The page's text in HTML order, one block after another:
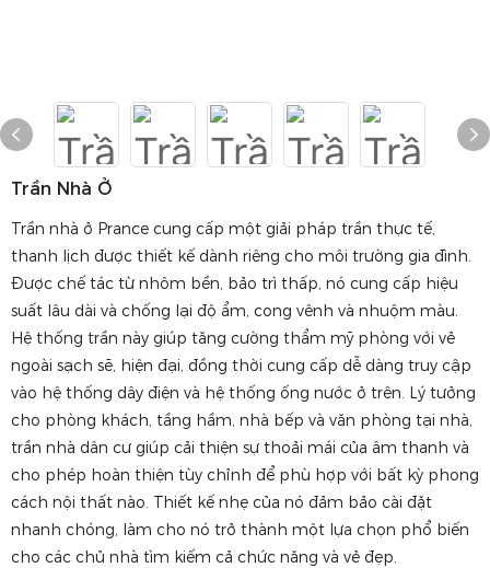
Trần Nhà Ở
Trần nhà ở Prance cung cấp một giải pháp trần thực tế,
thanh lịch được thiết kế dành riêng cho môi trường gia đình.
Được chế tác từ nhôm bền, bảo trì thấp, nó cung cấp hiệu
suất lâu dài và chống lại độ ẩm, cong vênh và nhuộm màu.
Hệ thống trần này giúp tăng cường thẩm mỹ phòng với vẻ
ngoài sạch sẽ, hiện đại, đồng thời cung cấp dễ dàng truy cập
vào hệ thống dây điện và hệ thống ống nước ở trên. Lý tưởng
cho phòng khách, tầng hầm, nhà bếp và văn phòng tại nhà,
trần nhà dân cư giúp cải thiện sự thoải mái của âm thanh và
cho phép hoàn thiện tùy chỉnh để phù hợp với bất kỳ phong
cách nội thất nào. Thiết kế nhẹ của nó đảm bảo cài đặt
nhanh chóng, làm cho nó trở thành một lựa chọn phổ biến
cho các chủ nhà tìm kiếm cả chức năng và vẻ đẹp.